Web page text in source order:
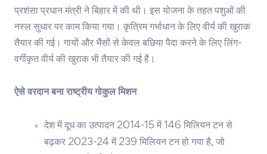
प्रशंसा प्रधान मंत्री ने बिहार में की थी। इस योजना के तहत पशुओं की
नस्ल सुधार पर काम किया गया। कृत्रिम गर्भाधान के लिए वीर्य की खुराक
तैयार की गई। गायों और भैंसों से केवल बछिया पैदा करने के लिए लिंग-
वर्गीकृत वीर्य की खुराक भी तैयार की गई है।
ऐसे वरदान बना राष्ट्रीय गोकुल मिशन
देश में दूध का उत्पादन 2014-15 में 146 मिलियन टन से
बढ़कर 2023-24 में 239 मिलियन टन हो गया है, जो